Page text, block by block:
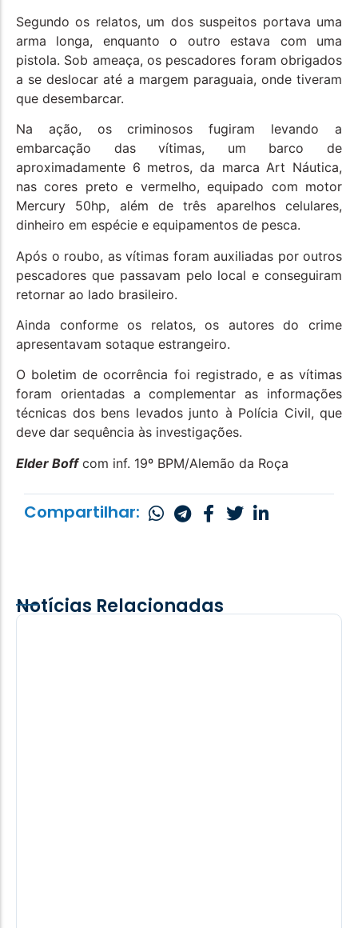
Segundo os relatos, um dos suspeitos portava uma
arma longa, enquanto o outro estava com uma
pistola. Sob ameaça, os pescadores foram obrigados
a se deslocar até a margem paraguaia, onde tiveram
que desembarcar.
Na ação, os criminosos fugiram levando a
embarcação das vítimas, um barco de
aproximadamente 6 metros, da marca Art Náutica,
nas cores preto e vermelho, equipado com motor
Mercury 50hp, além de três aparelhos celulares,
dinheiro em espécie e equipamentos de pesca.
Após o roubo, as vítimas foram auxiliadas por outros
pescadores que passavam pelo local e conseguiram
retornar ao lado brasileiro.
Ainda conforme os relatos, os autores do crime
apresentavam sotaque estrangeiro.
O boletim de ocorrência foi registrado, e as vítimas
foram orientadas a complementar as informações
técnicas dos bens levados junto à Polícia Civil, que
deve dar sequência às investigações.
Elder Boffcom inf. 19º BPM/Alemão da Roça
Compartilhar:
Notícias Relacionadas